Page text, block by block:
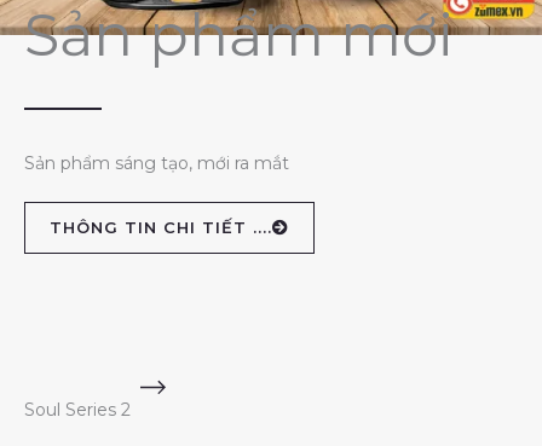
Sản phẩm mới
Sản phẩm sáng tạo, mới ra mắt
THÔNG TIN CHI TIẾT ....
Soul Series 2